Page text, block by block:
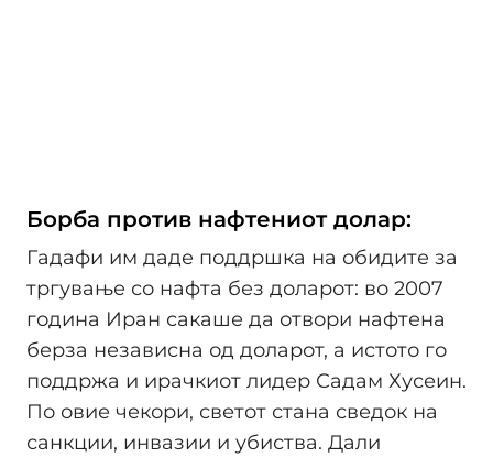
Борба против нафтениот долар:
Гадафи им даде поддршка на обидите за
тргување со нафта без доларот: во 2007
година Иран сакаше да отвори нафтена
берза независна од доларот, а истото го
поддржа и ирачкиот лидер Садам Хусеин.
По овие чекори, светот стана сведок на
санкции, инвазии и убиства. Дали